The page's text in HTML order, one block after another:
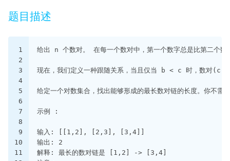
题目描述
1
2
3
4
5
6
7
8
9
10
11
给出 n 个数对。 在每一个数对中，第一个数字总是比第二个数
现在，我们定义一种跟随关系，当且仅当 b < c 时，数对
给定一个对数集合，找出能够形成的最长数对链的长度。你不需
示例 :
输入: [[1,2], [2,3], [3,4]]
输出: 2
解释: 最长的数对链是 [1,2] -> [3,4]